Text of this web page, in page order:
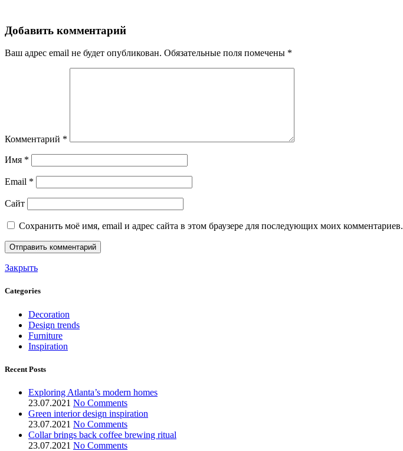
Добавить комментарий
Ваш адрес email не будет опубликован. Обязательные поля помечены *
Комментарий *
Имя *
Email *
Сайт
Сохранить моё имя, email и адрес сайта в этом браузере для последующих моих комментариев.
Закрыть
Categories
Decoration
Design trends
Furniture
Inspiration
Recent Posts
Exploring Atlanta’s modern homes
23.07.2021 No Comments
Green interior design inspiration
23.07.2021 No Comments
Collar brings back coffee brewing ritual
23.07.2021 No Comments